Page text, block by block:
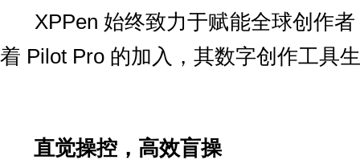
XPPen 始终致力于赋能全球创作者
着 Pilot Pro 的加入，其数字创作工具
直觉操控，高效盲操